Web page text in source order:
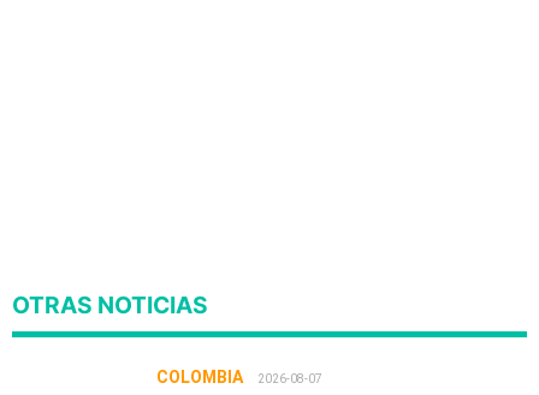
OTRAS NOTICIAS
COLOMBIA 2026-08-07